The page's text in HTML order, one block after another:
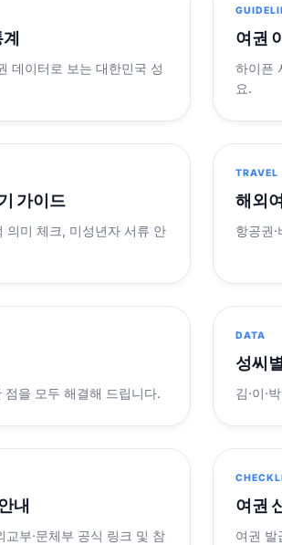
데이터로 보는 대한민국 성
여권
하이픈
요.
가이드
의미 체크, 미성년자 서류 안
TRAVEL
해외
항공권
을 모두 해결해 드립니다.
DATA
성씨
김·이·
내
교부·문체부 공식 링크 및 참
여권
여권 발